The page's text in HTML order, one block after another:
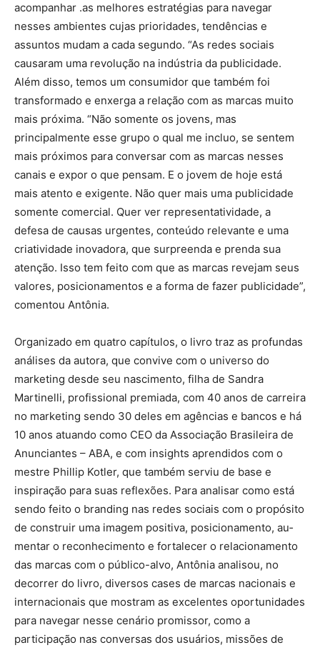
acompanhar .as melhores es­tratégias para navegar
nesses ambientes cujas prioridades, tendências e
assuntos mudam a cada segundo. “As redes sociais
causaram uma revolução na indústria da publicidade.
Além disso, temos um consumidor que também foi
transformado e enxerga a relação com as marcas muito
mais próxima. “Não somente os jovens, mas
principalmente esse grupo o qual me incluo, se sentem
mais próximos para conversar com as marcas nesses
canais e expor o que pensam. E o jovem de hoje está
mais atento e exigente. Não quer mais uma publicidade
somente comercial. Quer ver representatividade, a
defesa de causas urgentes, conteúdo relevante e uma
criatividade inovadora, que surpreenda e prenda sua
atenção. Isso tem feito com que as marcas revejam seus
valores, posicionamentos e a forma de fazer publicidade”,
comentou Antônia.
Organizado em quatro capítulos, o livro traz as profundas
análises da autora, que convive com o universo do
marketing desde seu nascimento, filha de Sandra
Martinelli, profissional premiada, com 40 anos de carreira
no marketing sendo 30 deles em agências e bancos e há
10 anos atuando como CEO da Associação Brasileira de
Anunciantes – ABA, e com insights aprendidos com o
mestre Phillip Kotler, que também serviu de base e
inspiração para suas reflexões. Para analisar como está
sendo feito o branding nas redes sociais com o propósito
de construir uma imagem positiva, posicionamento, au­
mentar o reconhecimento e fortalecer o relacionamen­to
das marcas com o público-alvo, Antônia analisou, no
decorrer do livro, diversos cases de marcas nacionais e
internacionais que mostram as excelentes oportunidades
para navegar nesse cenário promissor, como a
participação nas conversas dos usuários, missões de